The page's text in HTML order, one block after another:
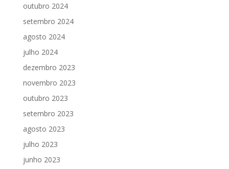
outubro 2024
setembro 2024
agosto 2024
julho 2024
dezembro 2023
novembro 2023
outubro 2023
setembro 2023
agosto 2023
julho 2023
junho 2023